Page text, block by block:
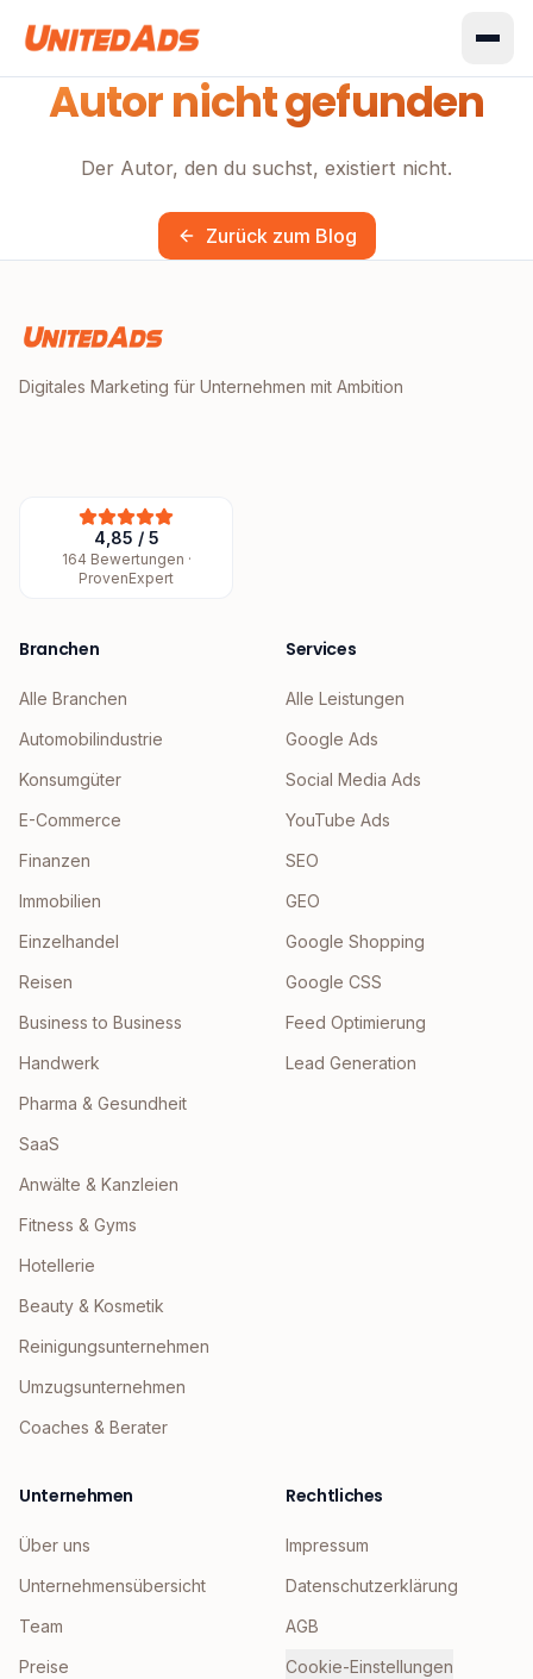
Autor nicht gefunden
Der Autor, den du suchst, existiert nicht.
Zurück zum Blog
Digitales Marketing für Unternehmen mit Ambition
4,85 / 5
164 Bewertungen ·
ProvenExpert
Branchen
Alle Branchen
Automobilindustrie
Konsumgüter
E-Commerce
Finanzen
Immobilien
Einzelhandel
Reisen
Business to Business
Handwerk
Pharma & Gesundheit
SaaS
Anwälte & Kanzleien
Fitness & Gyms
Hotellerie
Beauty & Kosmetik
Reinigungsunternehmen
Umzugsunternehmen
Coaches & Berater
Services
Alle Leistungen
Google Ads
Social Media Ads
YouTube Ads
SEO
GEO
Google Shopping
Google CSS
Feed Optimierung
Lead Generation
Unternehmen
Über uns
Unternehmensübersicht
Team
Preise
Rechtliches
Impressum
Datenschutzerklärung
AGB
Cookie-Einstellungen